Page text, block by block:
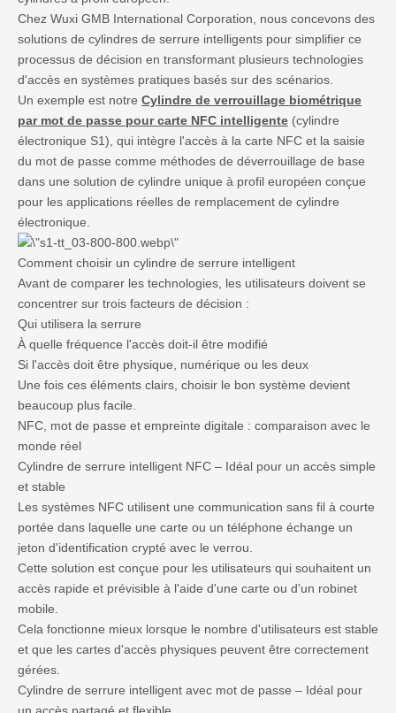
Chez Wuxi GMB International Corporation, nous concevons des
solutions de cylindres de serrure intelligents pour simplifier ce
processus de décision en transformant plusieurs technologies
d'accès en systèmes pratiques basés sur des scénarios.
Un exemple est notre Cylindre de verrouillage biométrique
par mot de passe pour carte NFC intelligente (cylindre
électronique S1), qui intègre l'accès à la carte NFC et la saisie
du mot de passe comme méthodes de déverrouillage de base
dans une solution de cylindre unique à profil européen conçue
pour les applications réelles de remplacement de cylindre
électronique.
Comment choisir un cylindre de serrure intelligent
Avant de comparer les technologies, les utilisateurs doivent se
concentrer sur trois facteurs de décision :
Qui utilisera la serrure
À quelle fréquence l'accès doit-il être modifié
Si l'accès doit être physique, numérique ou les deux
Une fois ces éléments clairs, choisir le bon système devient
beaucoup plus facile.
NFC, mot de passe et empreinte digitale : comparaison avec le
monde réel
Cylindre de serrure intelligent NFC – Idéal pour un accès simple
et stable
Les systèmes NFC utilisent une communication sans fil à courte
portée dans laquelle une carte ou un téléphone échange un
jeton d'identification crypté avec le verrou.
Cette solution est conçue pour les utilisateurs qui souhaitent un
accès rapide et prévisible à l'aide d'une carte ou d'un robinet
mobile.
Cela fonctionne mieux lorsque le nombre d'utilisateurs est stable
et que les cartes d'accès physiques peuvent être correctement
gérées.
Cylindre de serrure intelligent avec mot de passe – Idéal pour